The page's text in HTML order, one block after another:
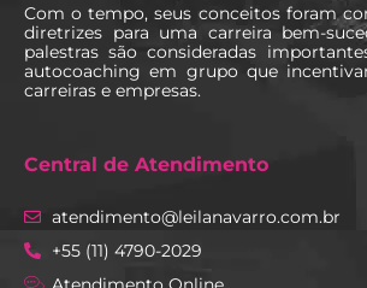
Com o tempo, seus conceitos foram
diretrizes para uma carreira bem-
palestras são consideradas
autocoaching em grupo que
carreiras e empresas.
Central de Atendimento
atendimento@leilanavarro.com.br
+55 (11) 4790-2029